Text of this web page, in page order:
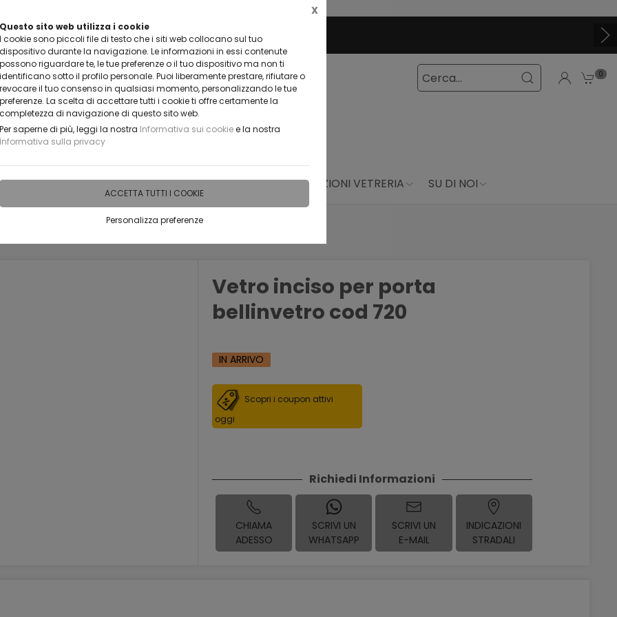
Questo sito web utilizza i cookie
I cookie sono piccoli file di testo che i siti web collocano sul tuo
dispositivo durante la navigazione. Le informazioni in essi contenute
possono riguardare te, le tue preferenze o il tuo dispositivo ma non ti
identificano sotto il profilo personale. Puoi liberamente prestare, rifiutare o
revocare il tuo consenso in qualsiasi momento, personalizzando le tue
preferenze. La scelta di accettare tutti i cookie ti offre certamente la
completezza di navigazione di questo sito web.
Per saperne di più, leggi la nostra Informativa sui cookiee la nostra
Informativa sulla privacy
ACCETTA TUTTI I COOKIE
Personalizza preferenze
X
VUOI DIVENTARE UN NOSTRO RIVENDITORE?
CONTATTACI
0
IDEE PERSONALIZZABILI RECENSIONI HORECA PRODUZIONI VETRERIA SU DI NOI
Vetro inciso per porta
bellinvetro cod 720
IN ARRIVO
Scopri i coupon attivi
oggi
Richiedi Informazioni
CHIAMA
ADESSO
SCRIVI UN
WHATSAPP
SCRIVI UN
E-MAIL
INDICAZIONI
STRADALI